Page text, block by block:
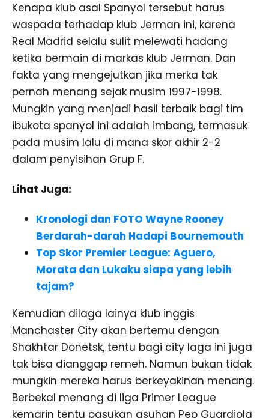
Kenapa klub asal Spanyol tersebut harus
waspada terhadap klub Jerman ini, karena
Real Madrid selalu sulit melewati hadang
ketika bermain di markas klub Jerman. Dan
fakta yang mengejutkan jika merka tak
pernah menang sejak musim 1997-1998.
Mungkin yang menjadi hasil terbaik bagi tim
ibukota spanyol ini adalah imbang, termasuk
pada musim lalu di mana skor akhir 2-2
dalam penyisihan Grup F.
Lihat Juga:
Kronologi dan FOTO Wayne Rooney
Berdarah-darah Hadapi Bournemouth
Top Skor Premier League: Aguero,
Morata dan Lukaku siapa yang lebih
tajam?
Kemudian dilaga lainya klub inggis
Manchaster City akan bertemu dengan
Shakhtar Donetsk, tentu bagi city laga ini juga
tak bisa dianggap remeh. Namun bukan tidak
mungkin mereka harus berkeyakinan menang.
Berbekal menang di liga Primer League
kemarin tentu pasukan asuhan Pep Guardiola